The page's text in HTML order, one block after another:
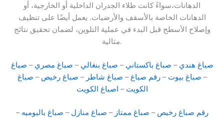
الدهانات،سواءً كانت طلاء الجدران الداخلية أو الخارجية، أو
الدهانات الخاصة بالأسقف والأرضيات. يعمل أيضًا على تنظيف
وإصلاح الأسطح قبل البدء في عملية التلوين، لضمان تحقيق نتائج
مثالية.
صباغ هندي – صباغ باكستاني – صباغ بنغالي – صباغ مصري – صباغ
– صباغ بيوت –رقم صباغ – صباغ شاطر – صباغ رخيص – صباغ
الكويت – اصباغ الكويت
رقم صباغ رخيص – صباغ ممتاز – صباغ منازل – صباغ باليوميه –